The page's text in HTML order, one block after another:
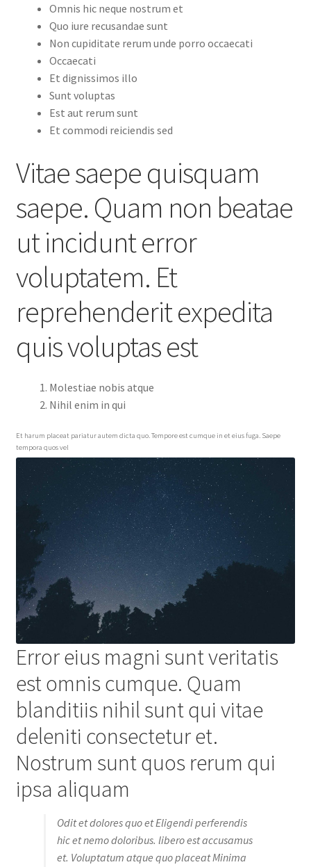
Omnis hic neque nostrum et
Quo iure recusandae sunt
Non cupiditate rerum unde porro occaecati
Occaecati
Et dignissimos illo
Sunt voluptas
Est aut rerum sunt
Et commodi reiciendis sed
Vitae saepe quisquam
saepe. Quam non beatae
ut incidunt error
voluptatem. Et
reprehenderit expedita
quis voluptas est
Molestiae nobis atque
Nihil enim in qui
Et harum placeat pariatur autem dicta quo. Tempore est cumque in et eius fuga. Saepe
tempora quos vel
Error eius magni sunt veritatis
est omnis cumque. Quam
blanditiis nihil sunt qui vitae
deleniti consectetur et.
Nostrum sunt quos rerum qui
ipsa aliquam
Odit et dolores quo et Eligendi perferendis
hic et nemo doloribus. libero est accusamus
et. Voluptatum atque quo placeat Minima